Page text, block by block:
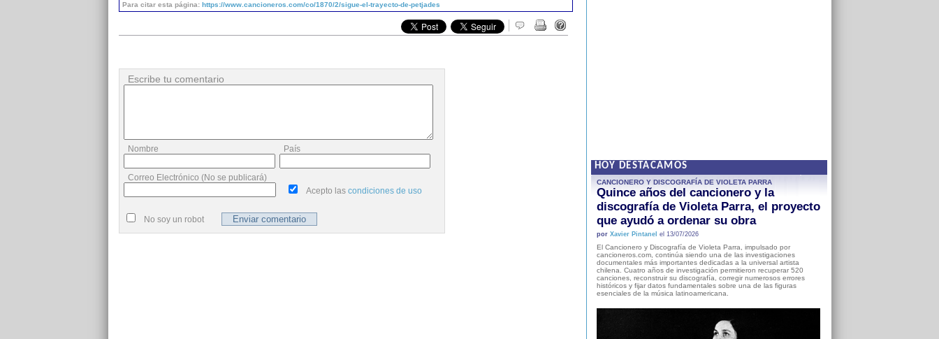
Para citar esta página: https://www.cancioneros.com/co/1870/2/sigue-el-trayecto-de-petjades
Escribe tu comentario
Nombre País
Correo Electrónico (No se publicará)
Acepto las condiciones de uso
No soy un robot
HOY DESTACAMOS
CANCIONERO Y DISCOGRAFÍA DE VIOLETA PARRA
Quince años del cancionero y la
discografía de Violeta Parra, el proyecto
que ayudó a ordenar su obra
por Xavier Pintanel el 13/07/2026
El Cancionero y Discografía de Violeta Parra, impulsado por
cancioneros.com, continúa siendo una de las investigaciones
documentales más importantes dedicadas a la universal artista
chilena. Cuatro años de investigación permitieron recuperar 520
canciones, reconstruir su discografía, corregir numerosos errores
históricos y fijar datos fundamentales sobre una de las figuras
esenciales de la música latinoamericana.